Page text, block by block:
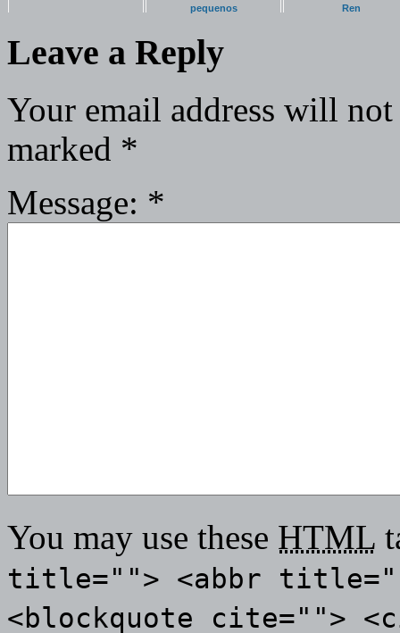
pequenos
Ren
Leave a Reply
Your email address will
marked *
Message: *
You may use these HTML
title=""> <abbr
<blockquote cite="">